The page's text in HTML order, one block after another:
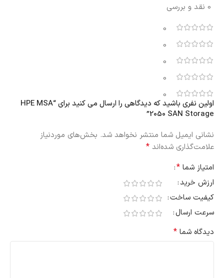
0 نقد و بررسی
0
0
0
0
0
اولین نفری باشید که دیدگاهی را ارسال می کنید برای “HPE MSA
2050 SAN Storage”
نشانی ایمیل شما منتشر نخواهد شد. بخش‌های موردنیاز
علامت‌گذاری شده‌اند *
امتیاز شما *
ارزش خرید
کیفیت ساخت
سرعت ارسال
دیدگاه شما *